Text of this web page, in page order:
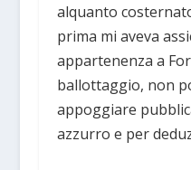
alquanto
prima mi aveva
appartenenza a
ballottaggio, non
appoggiare
azzurro e per